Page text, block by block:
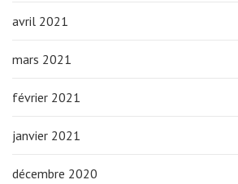
avril 2021
mars 2021
février 2021
janvier 2021
décembre 2020